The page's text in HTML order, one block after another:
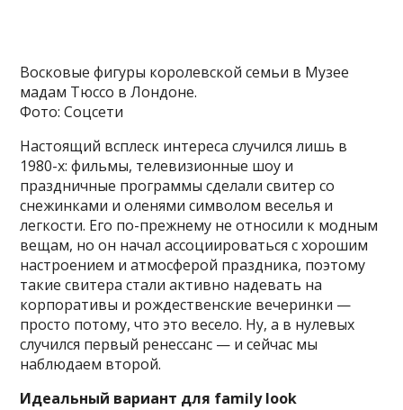
Восковые фигуры королевской семьи в Музее
мадам Тюссо в Лондоне.
Фото: Соцсети
Настоящий всплеск интереса случился лишь в
1980-х: фильмы, телевизионные шоу и
праздничные программы сделали свитер со
снежинками и оленями символом веселья и
легкости. Его по-прежнему не относили к модным
вещам, но он начал ассоциироваться с хорошим
настроением и атмосферой праздника, поэтому
такие свитера стали активно надевать на
корпоративы и рождественские вечеринки —
просто потому, что это весело. Ну, а в нулевых
случился первый ренессанс — и сейчас мы
наблюдаем второй.
Идеальный вариант для family look